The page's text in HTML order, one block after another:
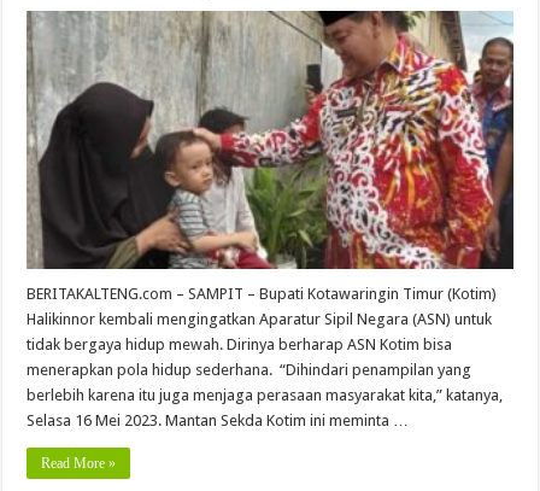
BERITAKALTENG.com – SAMPIT – Bupati Kotawaringin Timur (Kotim)
Halikinnor kembali mengingatkan Aparatur Sipil Negara (ASN) untuk
tidak bergaya hidup mewah. Dirinya berharap ASN Kotim bisa
menerapkan pola hidup sederhana. “Dihindari penampilan yang
berlebih karena itu juga menjaga perasaan masyarakat kita,” katanya,
Selasa 16 Mei 2023. Mantan Sekda Kotim ini meminta …
Read More »